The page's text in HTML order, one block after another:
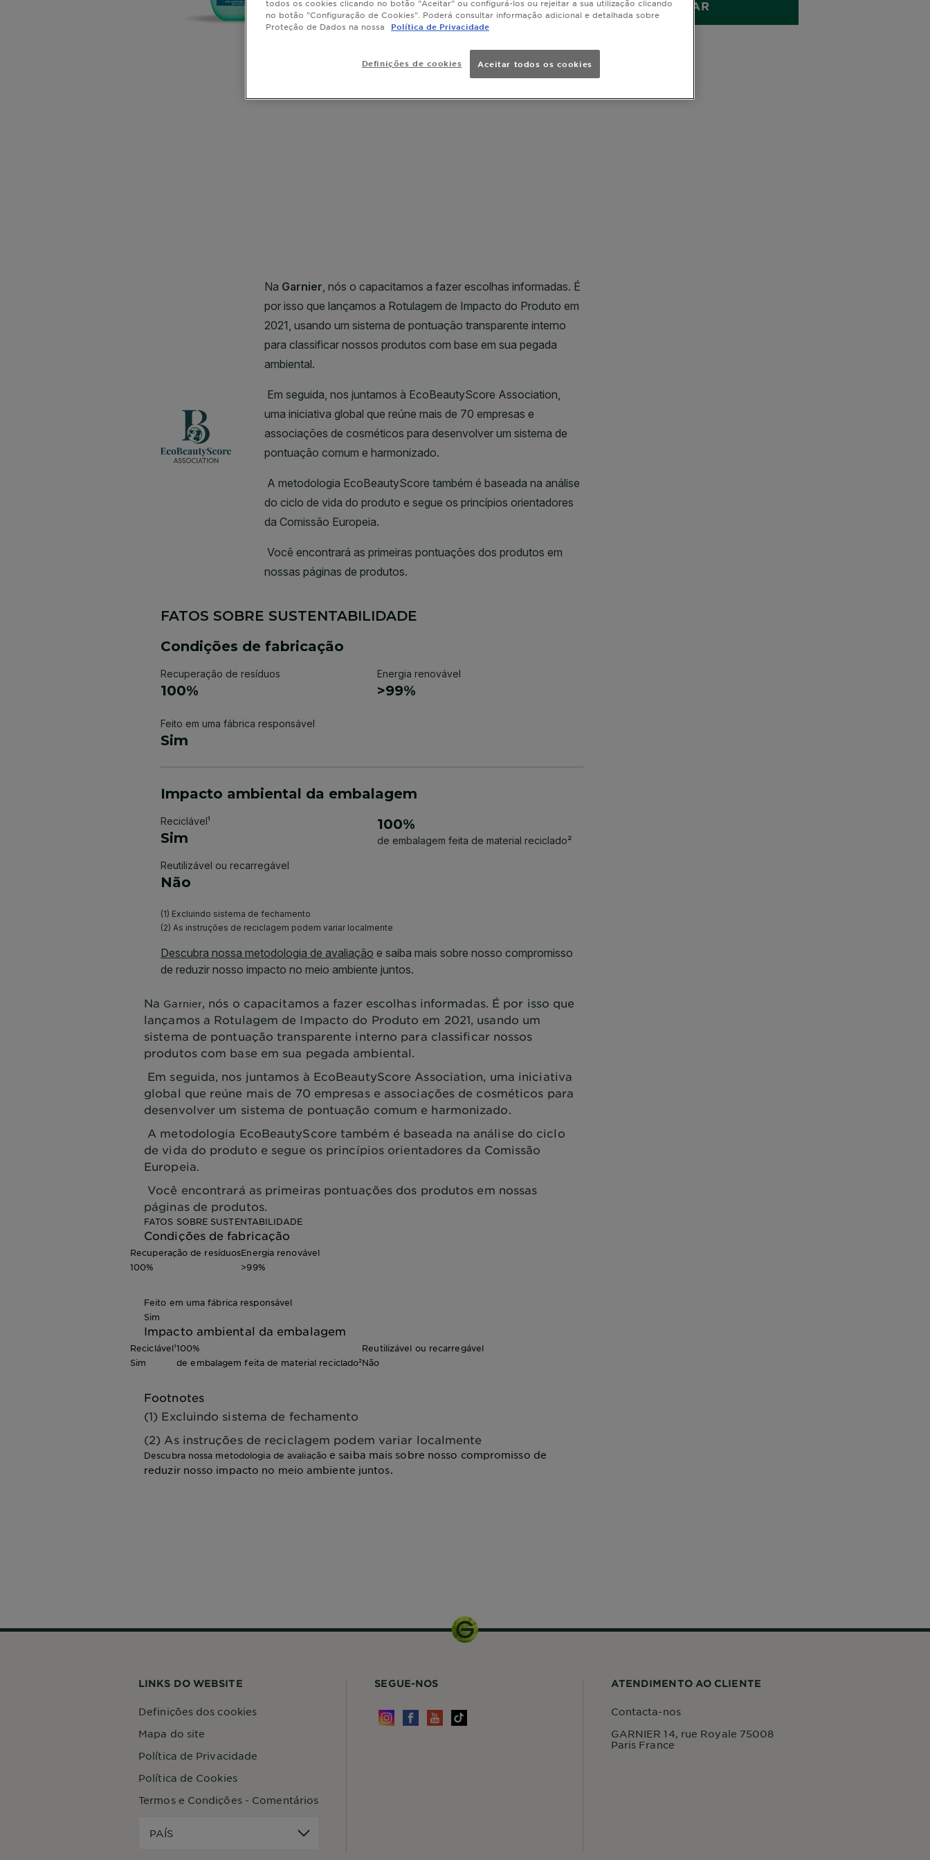
COMPRAR
Na Garnier, nós o capacitamos a fazer escolhas informadas. É por isso que
lançamos a Rotulagem de Impacto do Produto em 2021, usando um
sistema de pontuação transparente interno para classificar nossos
produtos com base em sua pegada ambiental.
Em seguida, nos juntamos à EcoBeautyScore Association, uma iniciativa
global que reúne mais de 70 empresas e associações de cosméticos para
desenvolver um sistema de pontuação comum e harmonizado.
A metodologia EcoBeautyScore também é baseada na análise do ciclo
de vida do produto e segue os princípios orientadores da Comissão
Europeia.
Você encontrará as primeiras pontuações dos produtos em nossas
páginas de produtos.
FATOS SOBRE SUSTENTABILIDADE
Condições de fabricação
Recuperação de resíduos
100%
Energia renovável
>99%
Feito em uma fábrica responsável
Sim
Impacto ambiental da embalagem
Reciclável¹
Sim
100%
de embalagem feita de material reciclado²
Reutilizável ou recarregável
Não
Footnotes
(1) Excluindo sistema de fechamento
(2) As instruções de reciclagem podem variar localmente
Descubra nossa metodologia de avaliaçãoe saiba mais sobre nosso compromisso de
reduzir nosso impacto no meio ambiente juntos.
PAÍS
PAÍS
LINKS DO WEBSITE
Definições dos cookies
Mapa do site
Política de Privacidade
Política de Cookies
Termos e Condições - Comentários
SEGUE-NOS ATENDIMENTO AO CLIENTE
Contacta-nos
GARNIER 14, rue Royale 75008
Paris France
todos os cookies clicando no botão "Aceitar" ou configurá-los ou rejeitar a sua utilização clicando
no botão "Configuração de Cookies". Poderá consultar informação adicional e detalhada sobre
Proteção de Dados na nossa
Política de Privacidade
Definições de cookies Aceitar todos os cookies